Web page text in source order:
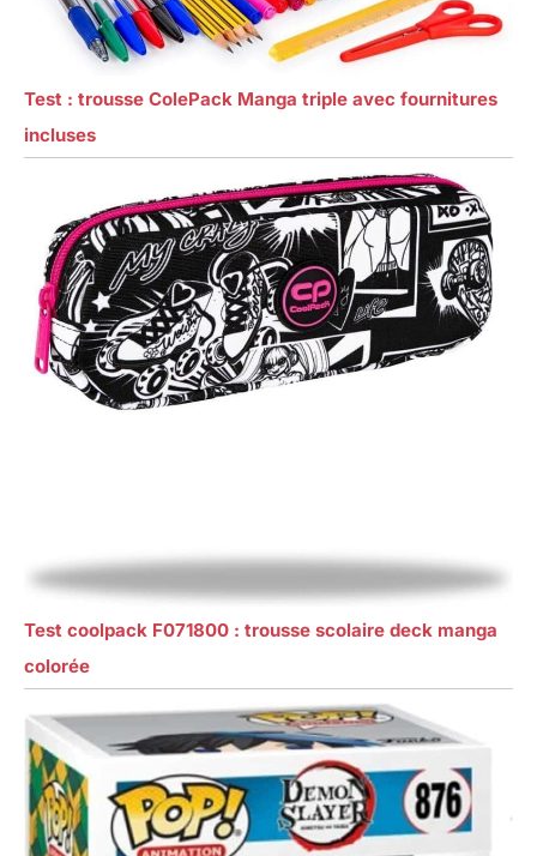
Test : trousse ColePack Manga triple avec fournitures
incluses
Test coolpack F071800 : trousse scolaire deck manga
colorée